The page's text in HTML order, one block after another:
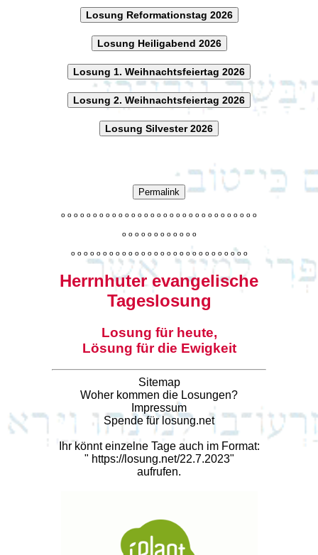
Losung Reformationstag 2026
Losung Heiligabend 2026
Losung 1. Weihnachtsfeiertag 2026
Losung 2. Weihnachtsfeiertag 2026
Losung Silvester 2026
Permalink
o o o o o o o o o o o o o o o o o o o o o o o o o o o o o o o
o o o o o o o o o o o o
o o o o o o o o o o o o o o o o o o o o o o o o o o o o
Herrnhuter evangelische
Tageslosung
Losung für heute,
Lösung für die Ewigkeit
Sitemap
Woher kommen die Losungen?
Impressum
Spende für losung.net
Ihr könnt einzelne Tage auch im Format:
" https://losung.net/22.7.2023"
aufrufen.